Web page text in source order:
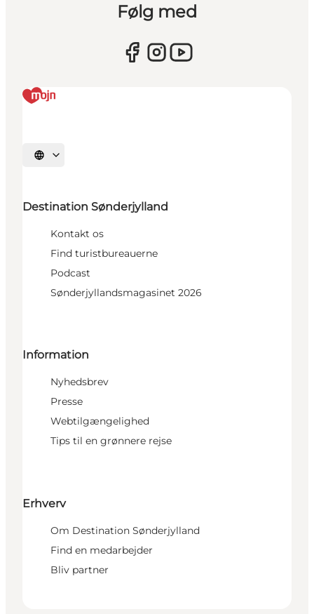
Følg med
Vælg sprog
Destination Sønderjylland
Kontakt os
Find turistbureauerne
Podcast
Sønderjyllandsmagasinet 2026
Information
Nyhedsbrev
Presse
Webtilgængelighed
Tips til en grønnere rejse
Erhverv
Om Destination Sønderjylland
Find en medarbejder
Bliv partner